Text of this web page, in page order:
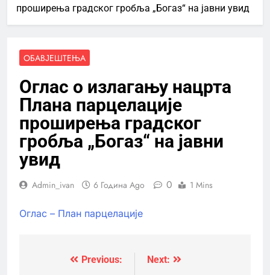
проширења градског гробља „Богаз“ на јавни увид
ОБАВЈЕШТЕЊА
Оглас о излагању нацрта
Плана парцелације
проширења градског
гробља „Богаз“ на јавни
увид
Admin_ivan 6 Година Ago 0 1 Mins
Оглас – План парцелације
КретањеPrevious:
Next: